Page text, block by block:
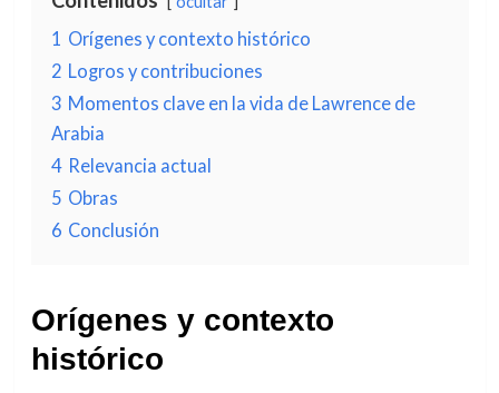
1 Orígenes y contexto histórico
2 Logros y contribuciones
3 Momentos clave en la vida de Lawrence de
Arabia
4 Relevancia actual
5 Obras
6 Conclusión
Orígenes y contexto
histórico